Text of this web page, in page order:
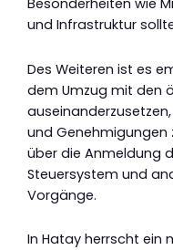
Besonderheiten wie
und Infrastruktur
Des Weiteren ist es
dem Umzug mit den
und Genehmigungen
über die Anmeldung
Steuersystem und
Vorgänge.
In Hatay herrscht ein